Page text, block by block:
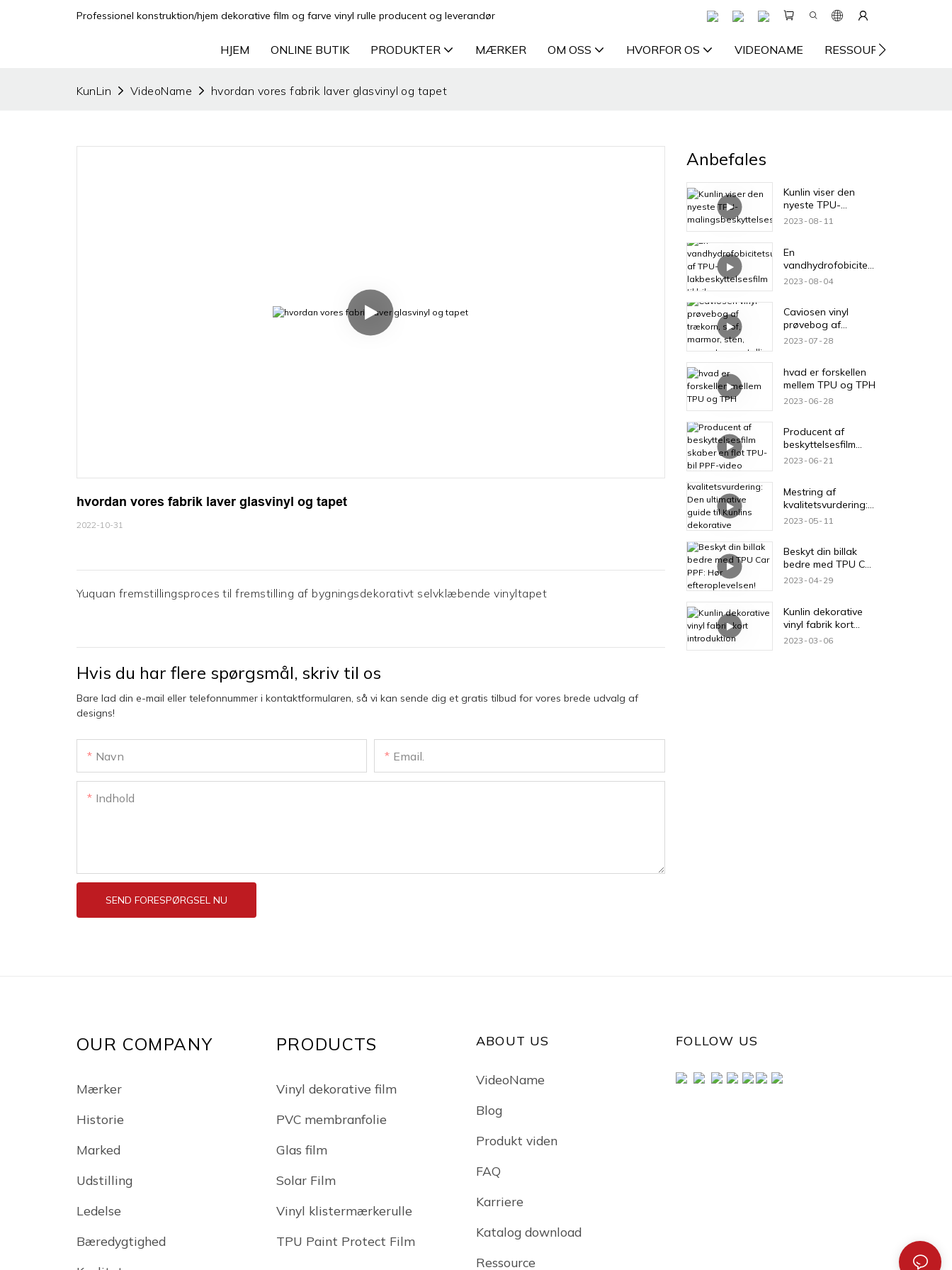
Professionel konstruktion/hjem dekorative film og farve vinyl rulle producent og leverandør
HJEM ONLINE BUTIK PRODUKTER MÆRKER OM OSS HVORFOR OS VIDEONAME RESSOURCE
KunLin VideoName hvordan vores fabrik laver glasvinyl og tapet
hvordan vores fabrik laver glasvinyl og tapet
2022-10-31
Yuquan fremstillingsproces til fremstilling af bygningsdekorativt selvklæbende vinyltapet
Hvis du har flere spørgsmål, skriv til os
Bare lad din e-mail eller telefonnummer i kontaktformularen, så vi kan sende dig et gratis tilbud for vores brede udvalg af
designs!
Navn Email.
Indhold
SEND FORESPØRGSEL NU
Anbefales
Kunlin viser den
nyeste TPU-
malingsbeskyttelses
2023 08 11
En
vandhydrofobicitet
sundersøgelse af
til biler
2023 08 04
Caviosen vinyl
prøvebog af
trækorn, stof,
2023 07 28
hvad er forskellen
mellem TPU og TPH
2023 06 28
Producent af
beskyttelsesfilm
skaber en flot TPU-
2023 06 21
Mestring af
kvalitetsvurdering:
Den ultimative
vinylinstallation
2023 05 11
Beskyt din billak
bedre med TPU Car
PPF: Hør
2023 04 29
Kunlin dekorative
vinyl fabrik kort
introduktion
2023 03 06
OUR COMPANY
Mærker
Historie
Marked
Udstilling
Ledelse
Bæredygtighed
PRODUCTS
Vinyl dekorative film
PVC membranfolie
Glas film
Solar Film
Vinyl klistermærkerulle
TPU Paint Protect Film
ABOUT US
VideoName
Blog
Produkt viden
FAQ
Karriere
Katalog download
Ressource
FOLLOW US